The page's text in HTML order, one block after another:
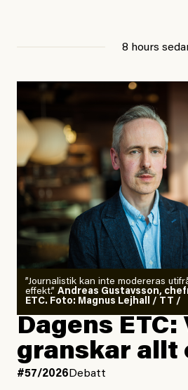
8 hours
”Journalistik kan inte modereras
effekt.” Andreas Gustavsson,
ETC. Foto: Magnus Lejhall / TT /
Dagens ETC:
granskar allt
#57/2026 Debatt